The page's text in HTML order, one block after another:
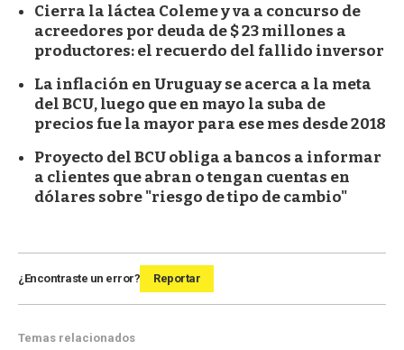
Cierra la láctea Coleme y va a concurso de
acreedores por deuda de $ 23 millones a
productores: el recuerdo del fallido inversor
La inflación en Uruguay se acerca a la meta
del BCU, luego que en mayo la suba de
precios fue la mayor para ese mes desde 2018
Proyecto del BCU obliga a bancos a informar
a clientes que abran o tengan cuentas en
dólares sobre "riesgo de tipo de cambio"
¿Encontraste un error? Reportar
Temas relacionados